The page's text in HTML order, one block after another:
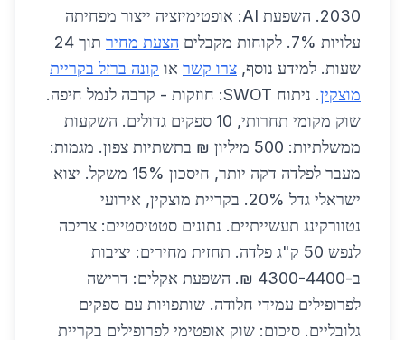
2030. השפעת AI: אופטימיזציה ייצור מפחיתה
עלויות 7%. לקוחות מקבלים
הצעת מחיר
תוך 24
שעות. למידע נוסף, צרו קשר או קונה ברזל בקריית
מוצקין
. ניתוח SWOT: חוזקות - קרבה לנמל חיפה.
שוק מקומי תחרותי, 10 ספקים גדולים. השקעות
ממשלתיות: 500 מיליון ₪ בתשתיות צפון. מגמות:
מעבר לפלדה דקה יותר, חיסכון 15% משקל. יצוא
ישראלי גדל 20%. בקריית מוצקין, אירועי
נטוורקינג תעשייתיים. נתונים סטטיסטיים: צריכה
לנפש 50 ק"ג פלדה. תחזית מחירים: יציבות
ב-4300-4400 ₪. השפעת אקלים: דרישה
לפרופילים עמידי חלודה. שותפויות עם ספקים
גלובליים. סיכום: שוק אופטימי לפרופילים בקריית